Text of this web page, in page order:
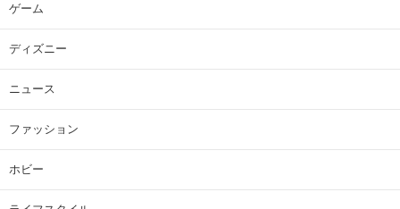
ゲーム
ディズニー
ニュース
ファッション
ホビー